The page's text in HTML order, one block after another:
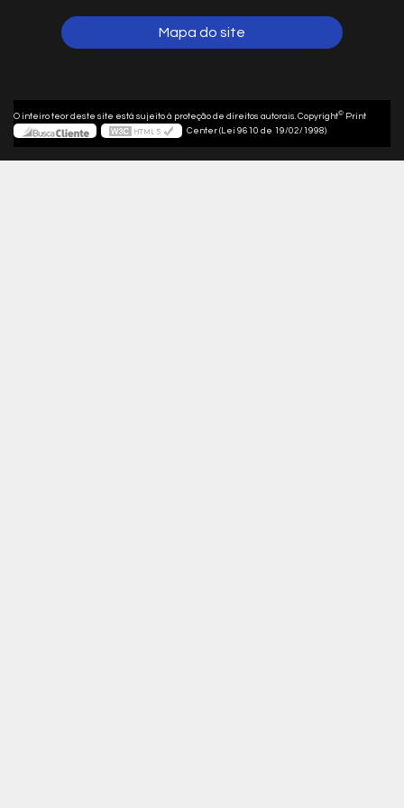
Mapa do site
O inteiro teor deste site está sujeito à proteção de direitos autorais. Copyright© Print
Center (Lei 9610 de 19/02/1998)